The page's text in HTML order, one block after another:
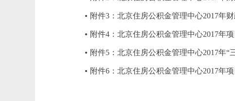
附件3：北京住房公积金管理中心2017年
附件4：北京住房公积金管理中心2017年
附件5：北京住房公积金管理中心2017年“
附件6：北京住房公积金管理中心2017年